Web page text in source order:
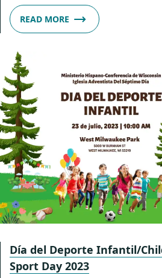
READ MORE
Día del Deporte Infantil/
Sport Day 2023